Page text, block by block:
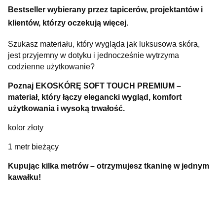
Bestseller wybierany przez tapicerów, projektantów i
klientów, którzy oczekują więcej.
Szukasz materiału, który wygląda jak luksusowa skóra,
jest przyjemny w dotyku i jednocześnie wytrzyma
codzienne użytkowanie?
Poznaj EKOSKÓRĘ SOFT TOUCH PREMIUM –
materiał, który łączy elegancki wygląd, komfort
użytkowania i wysoką trwałość.
kolor złoty
1 metr bieżący
Kupując kilka metrów – otrzymujesz tkaninę w jednym
kawałku!